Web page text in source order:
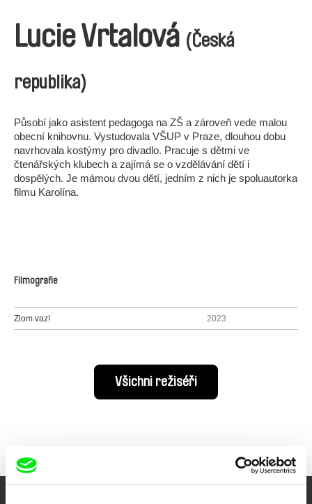
Lucie Vrtalová (Česká
republika)
Působí jako asistent pedagoga na ZŠ a zároveň vede malou
obecní knihovnu. Vystudovala VŠUP v Praze, dlouhou dobu
navrhovala kostýmy pro divadlo. Pracuje s dětmi ve
čtenářských klubech a zajímá se o vzdělávání dětí i
dospělých. Je mámou dvou dětí, jedním z nich je spoluautorka
filmu Karolína.
Filmografie
Zlom vaz! 2023
Všichni režiséři